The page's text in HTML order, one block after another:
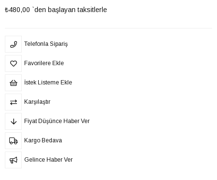
₺480,00 `den başlayan taksitlerle
Telefonla Sipariş
Favorilere Ekle
İstek Listeme Ekle
Karşılaştır
Fiyat Düşünce Haber Ver
Kargo Bedava
Gelince Haber Ver